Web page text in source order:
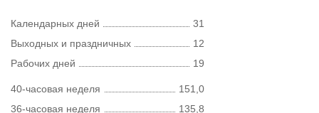
Календарных дней
31
Выходных и праздничных
12
Рабочих дней
19
40-часовая неделя
151,0
36-часовая неделя
135,8